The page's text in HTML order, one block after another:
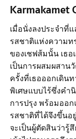
Karmakamet
เมื่อนั่งลงประจำที่
รสชาติแห่งความท
ของเชฟส้มนั้น เธอ
เป็นการผสมผสาน
ครั้งที่เธอออกเดิน
พิเศษแบบไร้ซึ่งคำ
การปรุง พร้อมออ
รสชาติที่ได้จึงขึ้น
จะเป็นผู้ตัดสินว่ารู้